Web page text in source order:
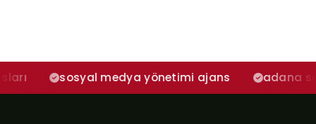
medya yönetimi ajans adana sosyal medya